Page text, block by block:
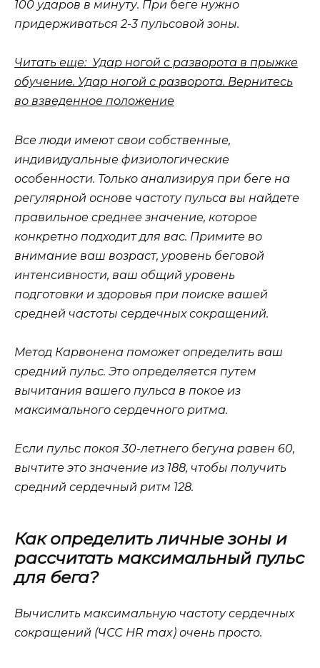
100 ударов в минуту. При беге нужно
придерживаться 2-3 пульсовой зоны.
Читать еще: Удар ногой с разворота в прыжке
обучение. Удар ногой с разворота. Вернитесь
во взведенное положение
Все люди имеют свои собственные,
индивидуальные физиологические
особенности. Только анализируя при беге на
регулярной основе частоту пульса вы найдете
правильное среднее значение, которое
конкретно подходит для вас. Примите во
внимание ваш возраст, уровень беговой
интенсивности, ваш общий уровень
подготовки и здоровья при поиске вашей
средней частоты сердечных сокращений.
Метод Карвонена поможет определить ваш
средний пульс. Это определяется путем
вычитания вашего пульса в покое из
максимального сердечного ритма.
Если пульс покоя 30-летнего бегуна равен 60,
вычтите это значение из 188, чтобы получить
средний сердечный ритм 128.
Как определить личные зоны и
рассчитать максимальный пульс
для бега?
Вычислить максимальную частоту сердечных
сокращений (ЧСС HR max) очень просто.